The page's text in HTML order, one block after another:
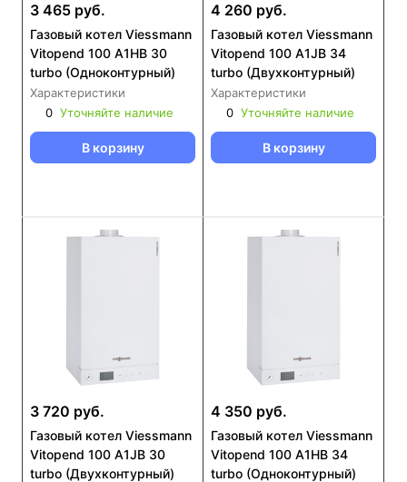
3 465 руб.
Газовый котел Viessmann
Vitopend 100 A1HB 30
turbo (Одноконтурный)
Характеристики
0 Уточняйте наличие
В корзину
4 260 руб.
Газовый котел Viessmann
Vitopend 100 A1JB 34
turbo (Двухконтурный)
Характеристики
0 Уточняйте наличие
В корзину
3 720 руб.
Газовый котел Viessmann
Vitopend 100 A1JB 30
turbo (Двухконтурный)
4 350 руб.
Газовый котел Viessmann
Vitopend 100 A1HB 34
turbo (Одноконтурный)